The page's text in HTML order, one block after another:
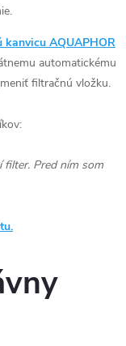
kanvicu AQUAPHOR
automatickému
filtračnú vložku.
filter. Pred ním som